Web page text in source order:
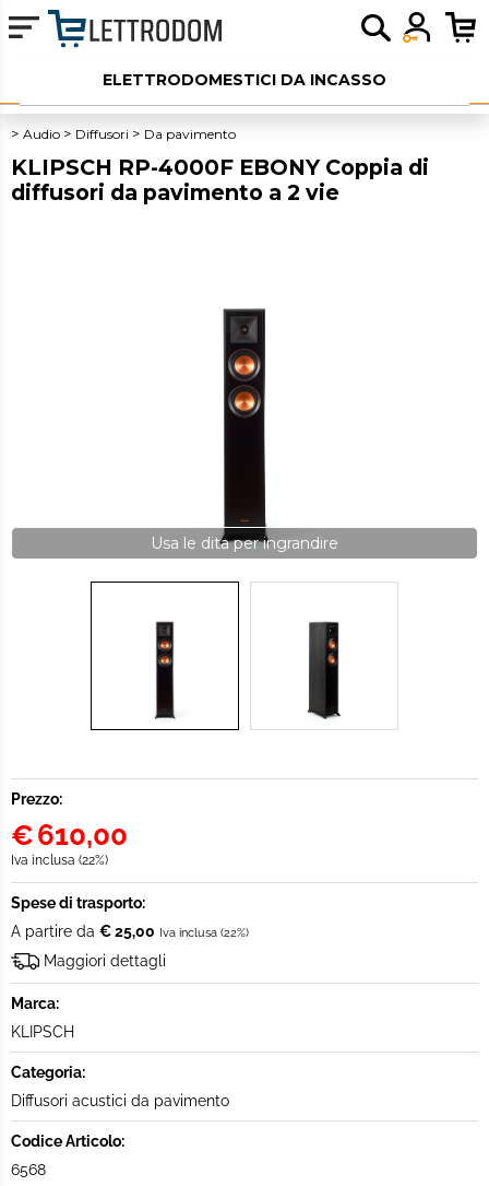
ELETTRODOMESTICI DA INCASSO
ELETTRODOMESTICI LIBERA INSTALLAZIONE
PICCOLI ELETTRODOMESTICI
OUTLET
Audio Diffusori Da pavimento
KLIPSCH RP-4000F EBONY Coppia di
diffusori da pavimento a 2 vie
Usa le dita per ingrandire
Prezzo:
€610,00
Iva inclusa (22%)
Spese di trasporto:
A partire da € 25,00 Iva inclusa (22%)
Maggiori dettagli
Marca:
KLIPSCH
Categoria:
Diffusori acustici da pavimento
Codice Articolo:
6568